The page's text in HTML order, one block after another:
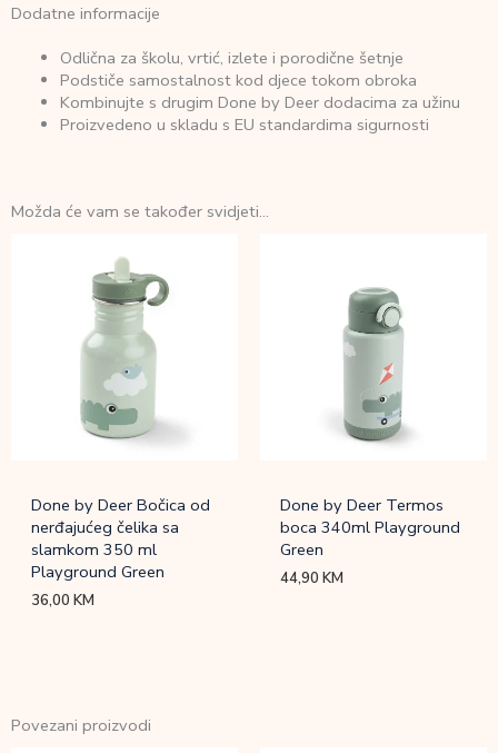
Dodatne informacije
Odlična za školu, vrtić, izlete i porodične šetnje
Podstiče samostalnost kod djece tokom obroka
Kombinujte s drugim Done by Deer dodacima za užinu
Proizvedeno u skladu s EU standardima sigurnosti
Možda će vam se također svidjeti…
Done by Deer Bočica od
nerđajućeg čelika sa
slamkom 350 ml
Playground Green
36,00KM
Done by Deer Termos
boca 340ml Playground
Green
44,90KM
Povezani proizvodi